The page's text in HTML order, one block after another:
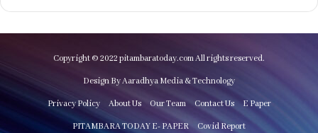
Copyright © 2022 pitambaratoday.com All rights reserved.
Design By Aaradhya Media & Technology
Privacy Policy About Us Our Team Contact Us E Paper
PITAMBARA TODAY E- PAPER Covid Report